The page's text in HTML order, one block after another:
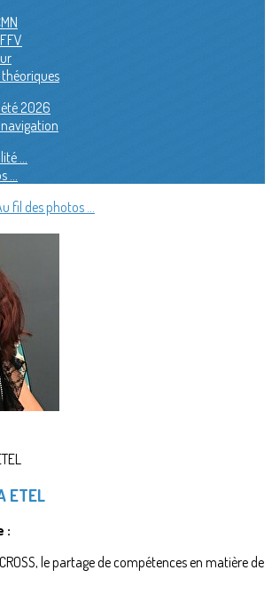
2026
...
...
fil des photos ...
ETEL
:
le partage de compétences en matière de